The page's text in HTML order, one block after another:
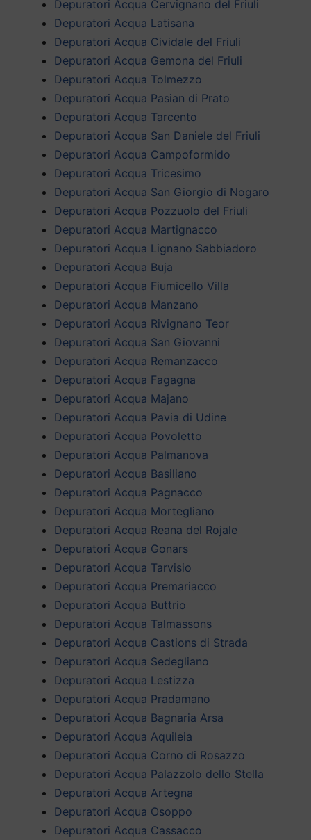
Depuratori Acqua Cervignano del Friuli
Depuratori Acqua Latisana
Depuratori Acqua Cividale del Friuli
Depuratori Acqua Gemona del Friuli
Depuratori Acqua Tolmezzo
Depuratori Acqua Pasian di Prato
Depuratori Acqua Tarcento
Depuratori Acqua San Daniele del Friuli
Depuratori Acqua Campoformido
Depuratori Acqua Tricesimo
Depuratori Acqua San Giorgio di Nogaro
Depuratori Acqua Pozzuolo del Friuli
Depuratori Acqua Martignacco
Depuratori Acqua Lignano Sabbiadoro
Depuratori Acqua Buja
Depuratori Acqua Fiumicello Villa
Depuratori Acqua Manzano
Depuratori Acqua Rivignano Teor
Depuratori Acqua San Giovanni
Depuratori Acqua Remanzacco
Depuratori Acqua Fagagna
Depuratori Acqua Majano
Depuratori Acqua Pavia di Udine
Depuratori Acqua Povoletto
Depuratori Acqua Palmanova
Depuratori Acqua Basiliano
Depuratori Acqua Pagnacco
Depuratori Acqua Mortegliano
Depuratori Acqua Reana del Rojale
Depuratori Acqua Gonars
Depuratori Acqua Tarvisio
Depuratori Acqua Premariacco
Depuratori Acqua Buttrio
Depuratori Acqua Talmassons
Depuratori Acqua Castions di Strada
Depuratori Acqua Sedegliano
Depuratori Acqua Lestizza
Depuratori Acqua Pradamano
Depuratori Acqua Bagnaria Arsa
Depuratori Acqua Aquileia
Depuratori Acqua Corno di Rosazzo
Depuratori Acqua Palazzolo dello Stella
Depuratori Acqua Artegna
Depuratori Acqua Osoppo
Depuratori Acqua Cassacco